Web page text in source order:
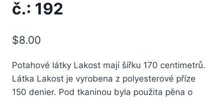
č.: 192
$8.00
Potahové látky Lakost mají šířku 170 centimetrů.
Látka Lakost je vyrobena z polyesterové příze
150 denier. Pod tkaninou byla použita pěna o